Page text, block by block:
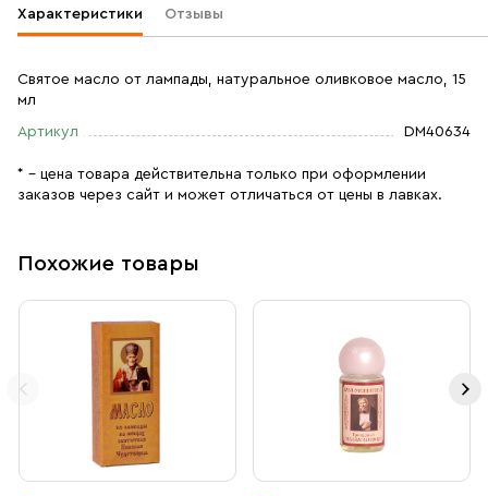
Характеристики Отзывы
Святое масло от лампады, натуральное оливковое масло, 15
мл
Артикул DM40634
* – цена товара действительна только при оформлении
заказов через сайт и может отличаться от цены в лавках.
Похожие товары